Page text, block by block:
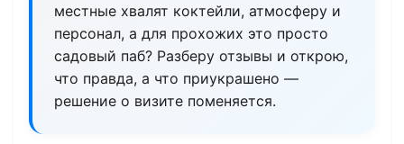
местные хвалят коктейли, атмосферу и
персонал, а для прохожих это просто
садовый паб? Разберу отзывы и открою,
что правда, а что приукрашено —
решение о визите поменяется.